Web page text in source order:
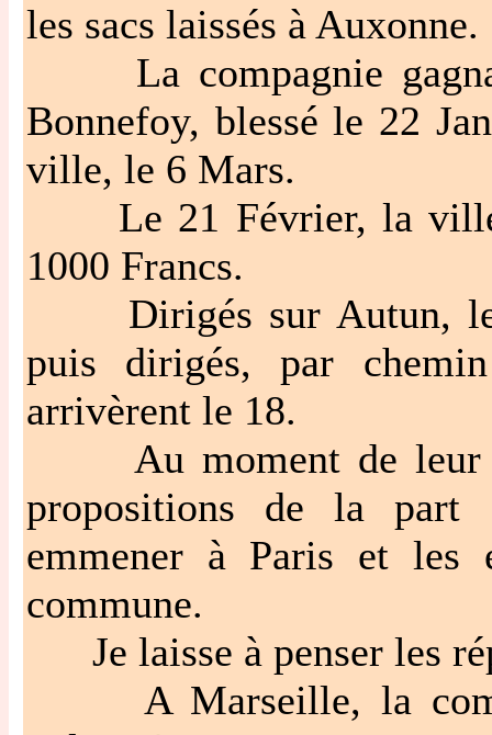
les sacs laissés à Auxonne.
La compagnie gagna
Bonnefoy, blessé le 22
ville, le 6 Mars.
Le 21 Février, la ville
1000 Francs.
Dirigés sur Autun, les
puis dirigés, par
arrivèrent le 18.
Au moment de leur
propositions de la part
emmener à Paris et les
commune.
Je laisse à penser les
A Marseille, la